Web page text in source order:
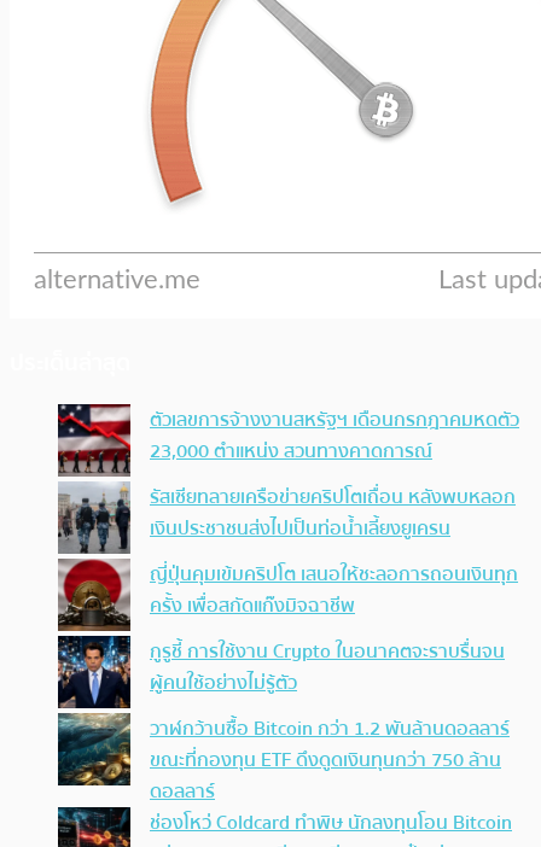
ตัวเลขการจ้างงานสหรัฐฯ เดือนกรกฎาคมหดตัว
23,000 ตำแหน่ง สวนทางคาดการณ์
รัสเซียทลายเครือข่ายคริปโตเถื่อน หลังพบหลอก
เงินประชาชนส่งไปเป็นท่อน้ำเลี้ยงยูเครน
ญี่ปุ่นคุมเข้มคริปโต เสนอให้ชะลอการถอนเงินทุก
ครั้ง เพื่อสกัดแก๊งมิจฉาชีพ
กูรูชี้ การใช้งาน Crypto ในอนาคตจะราบรื่นจน
ผู้คนใช้อย่างไม่รู้ตัว
วาฬกว้านซื้อ Bitcoin กว่า 1.2 พันล้านดอลลาร์
ขณะที่กองทุน ETF ดึงดูดเงินทุนกว่า 750 ล้าน
ดอลลาร์
ช่องโหว่ Coldcard ทำพิษ นักลงทุนโอน Bitcoin